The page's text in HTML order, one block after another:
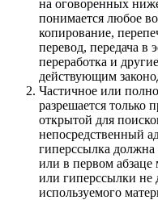
на оговоренных
понимается любое
копирование,
перевод, передача в
переработка и
действующим
Частичное или
разрешается только
открытой для
непосредственный
гиперссылка должна
или в первом
или гиперссылки не
используемого